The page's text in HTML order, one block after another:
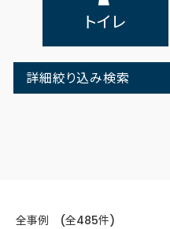
トイレ
詳細絞り込み検索
全事例 (全485件)